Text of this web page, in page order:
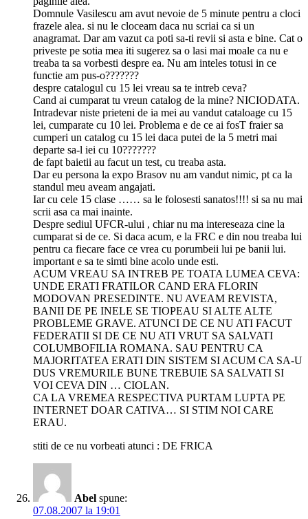
Domnule Vasilescu am avut nevoie de 5 minute pentru a cloci
frazele alea. si nu le cloceam daca nu scriai ca si un
anagramat. Dar am vazut ca poti sa-ti revii si asta e bine. Cat o
priveste pe sotia mea iti sugerez sa o lasi mai moale ca nu e
treaba ta sa vorbesti despre ea. Nu am inteles totusi in ce
functie am pus-o???????
despre catalogul cu 15 lei vreau sa te intreb ceva?
Cand ai cumparat tu vreun catalog de la mine? NICIODATA.
Intradevar niste prieteni de ia mei au vandut cataloage cu 15
lei, cumparate cu 10 lei. Problema e de ce ai fosT fraier sa
cumperi un catalog cu 15 lei daca putei de la 5 metri mai
departe sa-l iei cu 10???????
de fapt baietii au facut un test, cu treaba asta.
Dar eu persona la expo Brasov nu am vandut nimic, pt ca la
standul meu aveam angajati.
Iar cu cele 15 clase …… sa le folosesti sanatos!!!! si sa nu mai
scrii asa ca mai inainte.
Despre sediul UFCR-ului , chiar nu ma intereseaza cine la
cumparat si de ce. Si daca acum, e la FRC e din nou treaba lui
pentru ca fiecare face ce vrea cu porumbeii lui pe banii lui.
important e sa te simti bine acolo unde esti.
ACUM VREAU SA INTREB PE TOATA LUMEA CEVA:
UNDE ERATI FRATILOR CAND ERA FLORIN
MODOVAN PRESEDINTE. NU AVEAM REVISTA,
BANII DE PE INELE SE TIOPEAU SI ALTE ALTE
PROBLEME GRAVE. ATUNCI DE CE NU ATI FACUT
FEDERATII SI DE CE NU ATI VRUT SA SALVATI
COLUMBOFILIA ROMANA. SAU PENTRU CA
MAJORITATEA ERATI DIN SISTEM SI ACUM CA SA-U
DUS VREMURILE BUNE TREBUIE SA SALVATI SI
VOI CEVA DIN … CIOLAN.
CA LA VREMEA RESPECTIVA PURTAM LUPTA PE
INTERNET DOAR CATIVA… SI STIM NOI CARE
ERAU.
stiti de ce nu vorbeati atunci : DE FRICA
Abel spune:
07.08.2007 la 19:01